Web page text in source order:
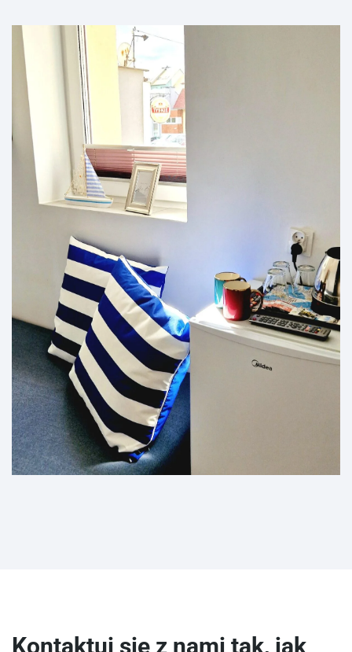
Kontaktuj się z nami tak, jak